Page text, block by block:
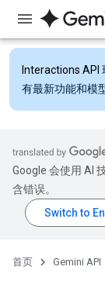
Interactions API
有最新功能和模
Google 会使用 AI
含错误。
首页 Gemini API